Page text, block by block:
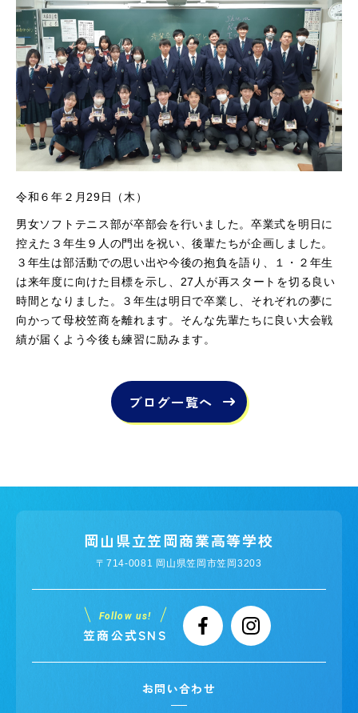
令和６年２月29日（木）
男女ソフトテニス部が卒部会を行いました。卒業式を明日に
控えた３年生９人の門出を祝い、後輩たちが企画しました。
３年生は部活動での思い出や今後の抱負を語り、１・２年生
は来年度に向けた目標を示し、27人が再スタートを切る良い
時間となりました。３年生は明日で卒業し、それぞれの夢に
向かって母校笠商を離れます。そんな先輩たちに良い大会戦
績が届くよう今後も練習に励みます。
ブログ一覧へ
岡山県立笠岡商業高等学校
〒714-0081 岡山県笠岡市笠岡3203
Follow us!
笠商公式SNS
お問い合わせ